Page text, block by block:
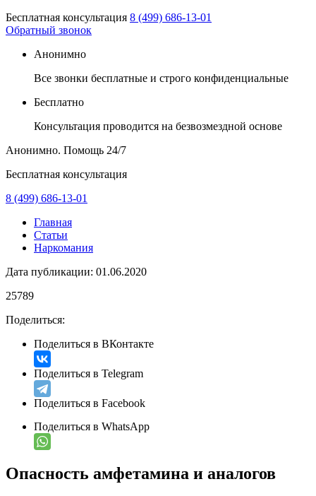
Бесплатная консультация 8 (499) 686-13-01
Обратный звонок
Анонимно
Все звонки бесплатные и строго конфиденциальные
Бесплатно
Консультация проводится на безвозмездной основе
Анонимно. Помощь 24/7
Бесплатная консультация
8 (499) 686-13-01
Главная
Статьи
Наркомания
Дата публикации: 01.06.2020
25789
Поделиться:
Поделиться в ВКонтакте
Поделиться в Telegram
Поделиться в Facebook
Поделиться в WhatsApp
Опасность амфетамина и аналогов